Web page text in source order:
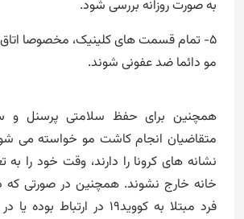
به صورت روزانه بررسی شود.
5- تمام قسمت های کلینیک، مخصوصا
مو دائما ضد عفونی شوند.
همچنین برای حفظ سلامتی پرسنل و
متقاضیان انجام کاشت مو خواسته می شود
نشانه های کرونا را دارند، وقت خود را به
فرد مبتلا به کووید19 در